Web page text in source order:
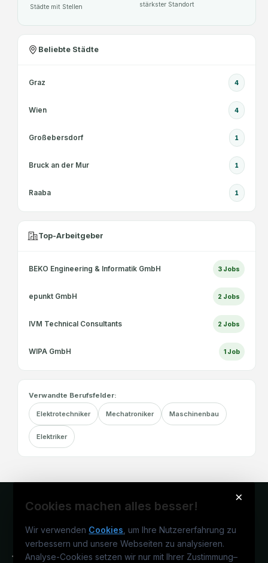
Städte mit Stellen stärkster Standort
Beliebte Städte
Graz 4
Wien 4
Großebersdorf 1
Bruck an der Mur 1
Raaba 1
Top-Arbeitgeber
BEKO Engineering & Informatik GmbH 3 Jobs
epunkt GmbH 2 Jobs
IVM Technical Consultants 2 Jobs
WIPA GmbH 1 Job
Verwandte Berufsfelder:
Elektrotechniker Mechatroniker Maschinenbau
Elektriker
×
Cookies machen alles besser!
Wir verwenden Cookies , um Ihre Nutzererfahrung zu
verbessern und unsere Webseiten zu analysieren.
Analyse-Cookies setzen wir nur mit Ihrer Zustimmung–